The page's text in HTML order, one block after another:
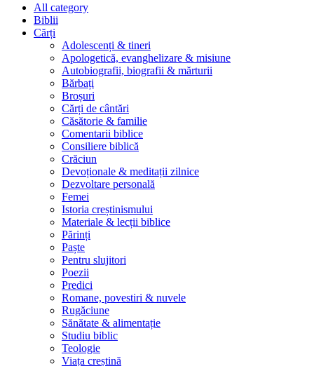
All category
Biblii
Cărți
Adolescenți & tineri
Apologetică, evanghelizare & misiune
Autobiografii, biografii & mărturii
Bărbați
Broșuri
Cărți de cântări
Căsătorie & familie
Comentarii biblice
Consiliere biblică
Crăciun
Devoționale & meditații zilnice
Dezvoltare personală
Femei
Istoria creștinismului
Materiale & lecții biblice
Părinți
Paște
Pentru slujitori
Poezii
Predici
Romane, povestiri & nuvele
Rugăciune
Sănătate & alimentație
Studiu biblic
Teologie
Viața creștină